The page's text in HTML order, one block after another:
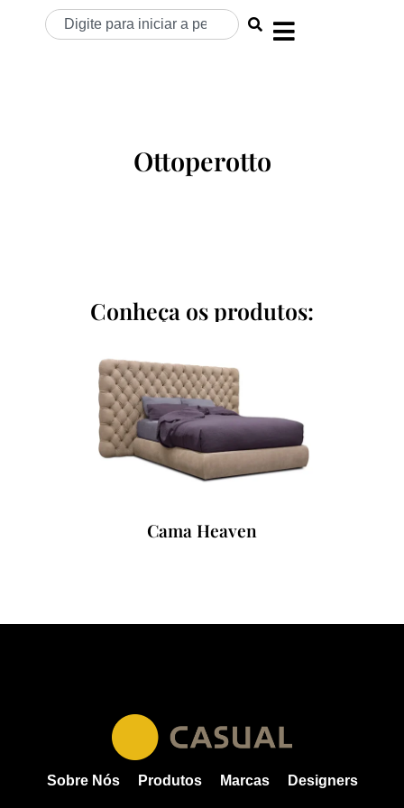
Ottoperotto
Conheça os produtos:
Cama Heaven
Sobre Nós Produtos Marcas Designers